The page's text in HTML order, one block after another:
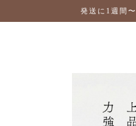
発送に1週間